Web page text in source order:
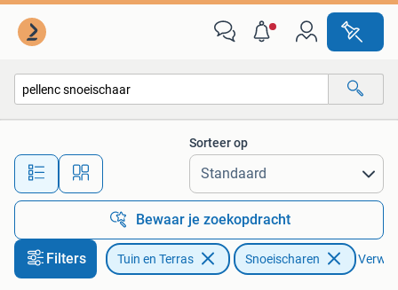
Alle afstanden…
Sorteer op
Bewaar je zoekopdracht
Filters Tuin en Terras Snoeischaren